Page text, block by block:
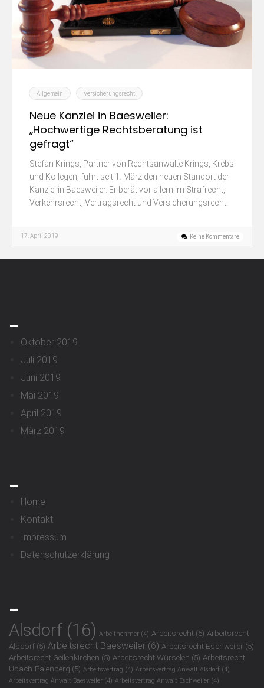
Allgemein Versicherungsrecht
Neue Kanzlei in Baesweiler:
„Hochwertige Rechtsberatung ist
gefragt“
Stefan Krings, Partner von Rechtsanwälte Krings, Krebs
und Kollegen, führt seit 1. März den neuen Standort der
Kanzlei in Baesweiler. Er berät vor allem im Strafrecht,
Verkehrsrecht, Vertragsrecht und Versicherungsrecht.
17. April 2019 Keine Kommentare
Oktober 2019
Juli 2019
Juni 2019
Mai 2019
April 2019
März 2019
Home
Kontakt
Impressum
Datenschutzerklärung
Alsdorf (16) Arbeitnehmer (4) Arbeitsrecht (5) Arbeitsrecht
Alsdorf (5) Arbeitsrecht Baesweiler (6) Arbeitsrecht Eschweiler (5)
Arbeitsrecht Geilenkirchen (5) Arbeitsrecht Würselen (5) Arbeitsrecht
Übach-Palenberg (5) Arbeitsvertrag (4) Arbeitsvertrag Anwalt Alsdorf (4)
Arbeitsvertrag Anwalt Baesweiler (4) Arbeitsvertrag Anwalt Eschweiler (4)